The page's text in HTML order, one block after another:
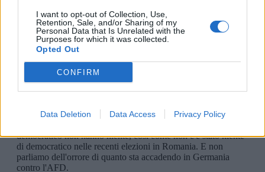
I want to opt-out of Collection, Use,
Retention, Sale, and/or Sharing of my
Personal Data that Is Unrelated with the
Purposes for which it was collected.
Opted Out
CONFIRM
Data Deletion Data Access Privacy Policy